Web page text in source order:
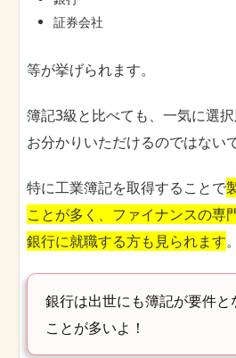
証券会社
等が挙げられます。
簿記3級と比べても、一気に選
お分かりいただけるのではない
特に工業簿記を取得することで
ことが多く、ファイナンスの専
銀行に就職する方も見られます。
銀行は出世にも簿記が要件と
ことが多いよ！